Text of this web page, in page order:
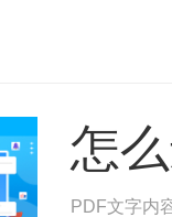
怎
PDF文字内